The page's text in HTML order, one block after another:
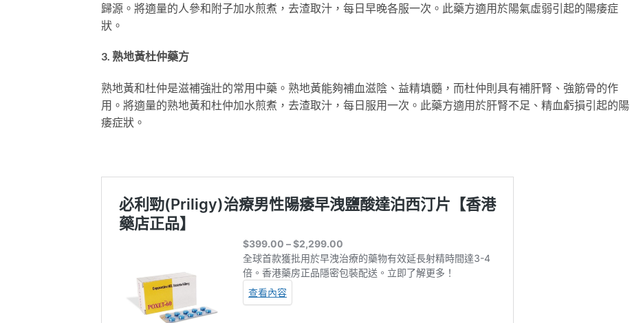
歸源。將適量的人參和附子加水煎煮，去渣取汁，每日早晚各服一次。此藥方適用於陽氣虛弱引起的陽痿症
狀。
3. 熟地黃杜仲藥方
熟地黃和杜仲是滋補強壯的常用中藥。熟地黃能夠補血滋陰、益精填髓，而杜仲則具有補肝腎、強筋骨的作
用。將適量的熟地黃和杜仲加水煎煮，去渣取汁，每日服用一次。此藥方適用於肝腎不足、精血虧損引起的陽
痿症狀。